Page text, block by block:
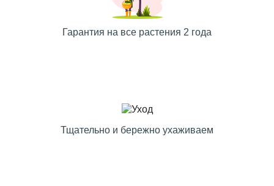
Гарантия на все растения 2 года
Тщательно и бережно ухаживаем